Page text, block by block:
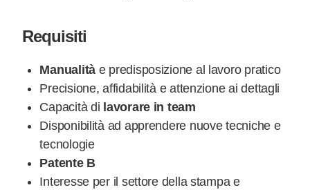
Requisiti
Manualitàe predisposizione al lavoro pratico
Precisione, affidabilità e attenzione ai dettagli
Capacità di lavorare in team
Disponibilità ad apprendere nuove tecniche e
tecnologie
Patente B
Interesse per il settore della stampa e